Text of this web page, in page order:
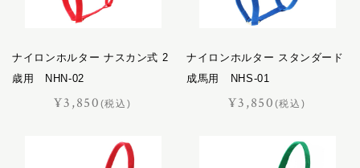
ナイロンホルター ナスカン式 2
歳用 NHN-02
¥3,850 (税込)
ナイロンホルター スタンダード
成馬用 NHS-01
¥3,850 (税込)
価格見直しました
オーダーメイド
ニネット
パスチャー
パッサージュ
ハーネス